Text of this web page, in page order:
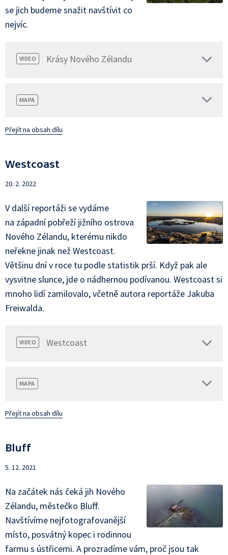
se jich budeme snažit navštívit co
nejvíc.
VIDEO Krásy Nového Zélandu
MAPA
Přejít na obsah dílu
Westcoast
20. 2. 2022
V další reportáži se vydáme
na západní pobřeží jižního ostrova
Nového Zélandu, kterému nikdo
neřekne jinak než Westcoast.
Většinu dní v roce tu podle statistik prší. Když pak ale
vysvitne slunce, jde o nádhernou podívanou. Westcoast si
mnoho lidí zamilovalo, včetně autora reportáže Jakuba
Freiwalda.
VIDEO Westcoast
MAPA
Přejít na obsah dílu
Bluff
5. 12. 2021
Na začátek nás čeká jih Nového
Zélandu, městečko Bluff.
Navštívíme nejfotografovanější
místo, posvátný kopec i rodinnou
farmu s ústřicemi. A prozradíme vám, proč jsou tak